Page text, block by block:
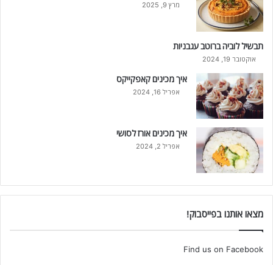
מרץ 9, 2025
תבשיל לוביה ברוטב עגבניות
אוקטובר 19, 2024
איך מכינים קאפקייקס
אפריל 16, 2024
איך מכינים אורז לסושי
אפריל 2, 2024
מצאו אותנו בפייסבוק!
Find us on Facebook